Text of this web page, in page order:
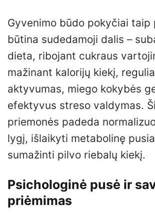
Gyvenimo būdo pokyčiai taip
būtina sudedamoji dalis –
dieta, ribojant cukraus
mažinant kalorijų kiekį,
aktyvumas, miego kokybės
efektyvus streso valdymas.
priemonės padeda
lygį, išlaikyti metabolinę
sumažinti pilvo riebalų kiekį.
Psichologinė pusė ir
priėmimas